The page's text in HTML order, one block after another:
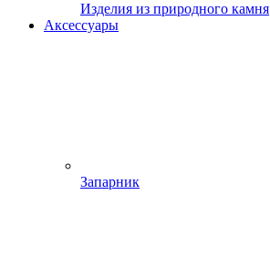
Изделия из природного камня
Аксессуары
Запарник